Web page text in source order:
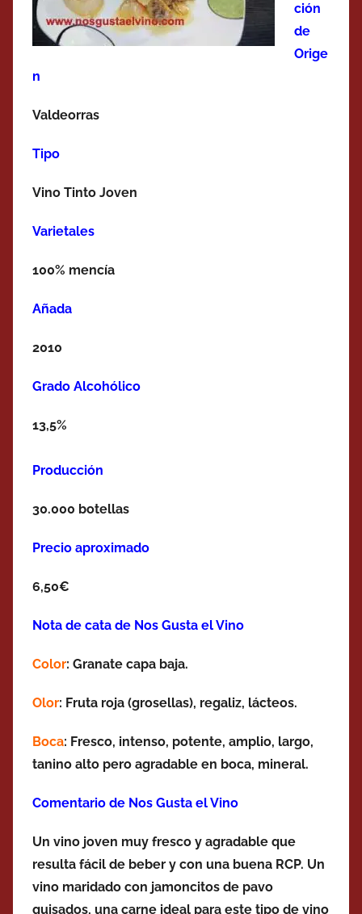
ción
de
Orige
n
Valdeorras
Tipo
Vino Tinto Joven
Varietales
100% mencía
Añada
2010
Grado Alcohólico
13,5%
Producción
30.000 botellas
Precio aproximado
6,50€
Nota de cata de Nos Gusta el Vino
Color: Granate capa baja.
Olor: Fruta roja (grosellas), regaliz, lácteos.
Boca: Fresco, intenso, potente, amplio, largo,
tanino alto pero agradable en boca, mineral.
Comentario de Nos Gusta el Vino
Un vino joven muy fresco y agradable que
resulta fácil de beber y con una buena RCP. Un
vino maridado con jamoncitos de pavo
guisados, una carne ideal para este tipo de vino